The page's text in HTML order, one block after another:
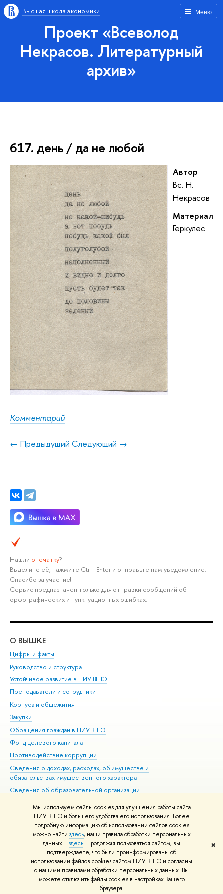
Мы используем файлы cookies для улучшения работы сайта
НИУ ВШЭ и большего удобства его использования. Более
подробную информацию об использовании файлов cookies
можно найти здесь, наши правила обработки персональных
данных –здесь. Продолжая пользоваться сайтом, вы
подтверждаете, что были проинформированы об
использовании файлов cookies сайтом НИУ ВШЭ и согласны
с нашими правилами обработки персональных данных. Вы
можете отключить файлы cookies в настройках Вашего
браузера.
✖
Меню
Высшая школа экономики
Проект «Всеволод
Некрасов. Литературный
архив»
617. день / да не любой
Автор
Вс. Н.
Некрасов
Материал
Геркулес
Комментарий
← Предыдущий Следующий →
Нашли опечатку?
Выделите её, нажмите Ctrl+Enter и отправьте нам уведомление.
Спасибо за участие!
Сервис предназначен только для отправки сообщений об
орфографических и пунктуационных ошибках.
О ВЫШКЕ
Цифры и факты
Руководство и структура
Устойчивое развитие в НИУ ВШЭ
Преподаватели и сотрудники
Корпуса и общежития
Закупки
Обращения граждан в НИУ ВШЭ
Фонд целевого капитала
Противодействие коррупции
Сведения о доходах, расходах, об имуществе и
обязательствах имущественного характера
Сведения об образовательной организации
Людям с ограниченными возможностями здоровья
Единая платежная страница
Работа в Вышке
© НИУ ВШЭ 1993–2026 Адреса и контакты Условия использования
материалов Политика конфиденциальности Карта сайта
Шрифты HSE Sans и HSE Slab разработаны вШколе дизайна НИУ ВШЭ